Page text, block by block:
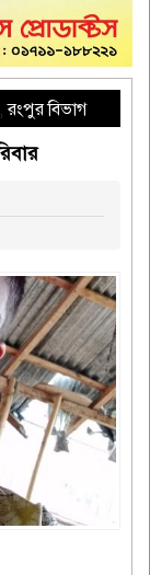
,রংপুর বিভাগ